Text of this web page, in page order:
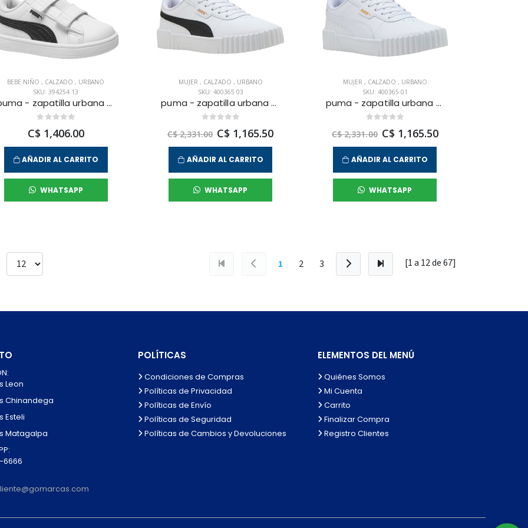
BEBE NIÑO, CALZADO, URBANO
SKU: 394254 13
puma - zapatilla urbana puma rickie para niño infante
C$ 1,406.00
AÑADIR AL CARRITO
WHATSAPP
MUJER , CALZADO , URBANO
SKU: 400365 03
puma - zapatilla urbana carina 3.0 para mujer
C$ 2,331.00 C$ 1,165.50
AÑADIR AL CARRITO
WHATSAPP
MUJER , CALZADO , URBANO
SKU: 400365 01
puma - zapatilla urbana carina 3.0 para mujer
C$ 2,331.00 C$ 1,165.50
AÑADIR AL CARRITO
WHATSAPP
1 2 3 [1 a 12de67]
Leon
Chinandega
Esteli
Matagalpa
6666
POLÍTICAS
Condiciones de Compras
Políticas de Privacidad
Políticas de Envío
Políticas de Seguridad
Políticas de Cambios y Devoluciones
ELEMENTOS DEL MENÚ
Quiénes Somos
Mi Cuenta
Carrito
Finalizar Compra
Registro Clientes